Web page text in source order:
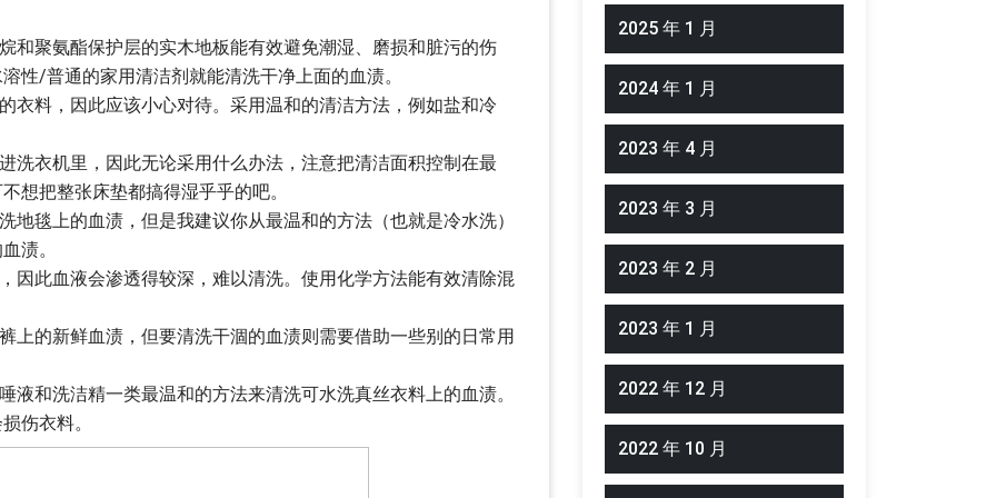
和聚氨酯保护层的实木地板能有效避免潮湿、磨损和脏污的伤
性/普通的家用清洁剂就能清洗干净上面的血渍。
衣料，因此应该小心对待。采用温和的清洁方法，例如盐和冷
洗衣机里，因此无论采用什么办法，注意把清洁面积控制在最
想把整张床垫都搞得湿乎乎的吧。
地毯上的血渍，但是我建议你从最温和的方法（也就是冷水洗）
渍。
因此血液会渗透得较深，难以清洗。使用化学方法能有效清除混
上的新鲜血渍，但要清洗干涸的血渍则需要借助一些别的日常用
液和洗洁精一类最温和的方法来清洗可水洗真丝衣料上的血渍。
伤衣料。
2025 年 1 月
2024 年 1 月
2023 年 4 月
2023 年 3 月
2023 年 2 月
2023 年 1 月
2022 年 12 月
2022 年 10 月